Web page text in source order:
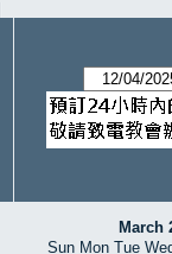
March
Sun Mon Tue